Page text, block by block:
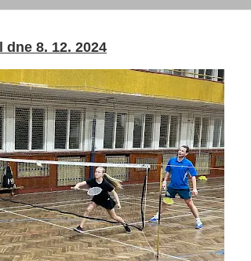
8. 12. 2024